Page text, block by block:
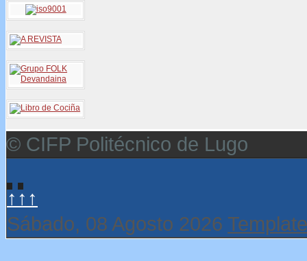
© CIFP Politécnico de Lugo
↑↑↑
Sábado, 08 Agosto 2026